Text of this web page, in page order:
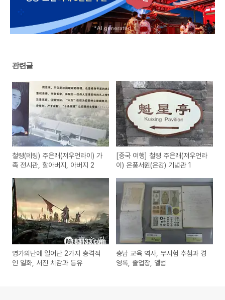
관련글
철령(톄링) 주은래(저우언라이) 가
족 전시관, 할아버지, 아버지 2
[중국 여행] 철령 주은래(저우언라
이) 은풍서원(은강) 기념관 1
영가의난에 일어난 2가지 충격적
인 일화, 서진 치감과 등유
충남 교육 역사, 무시험 추첨과 경
영록, 졸업장, 앨범